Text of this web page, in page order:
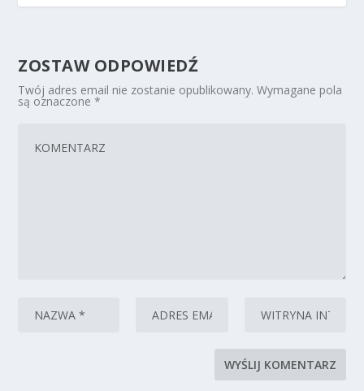
ZOSTAW ODPOWIEDŹ
Twój adres email nie zostanie opublikowany. Wymagane pola
są oznaczone*